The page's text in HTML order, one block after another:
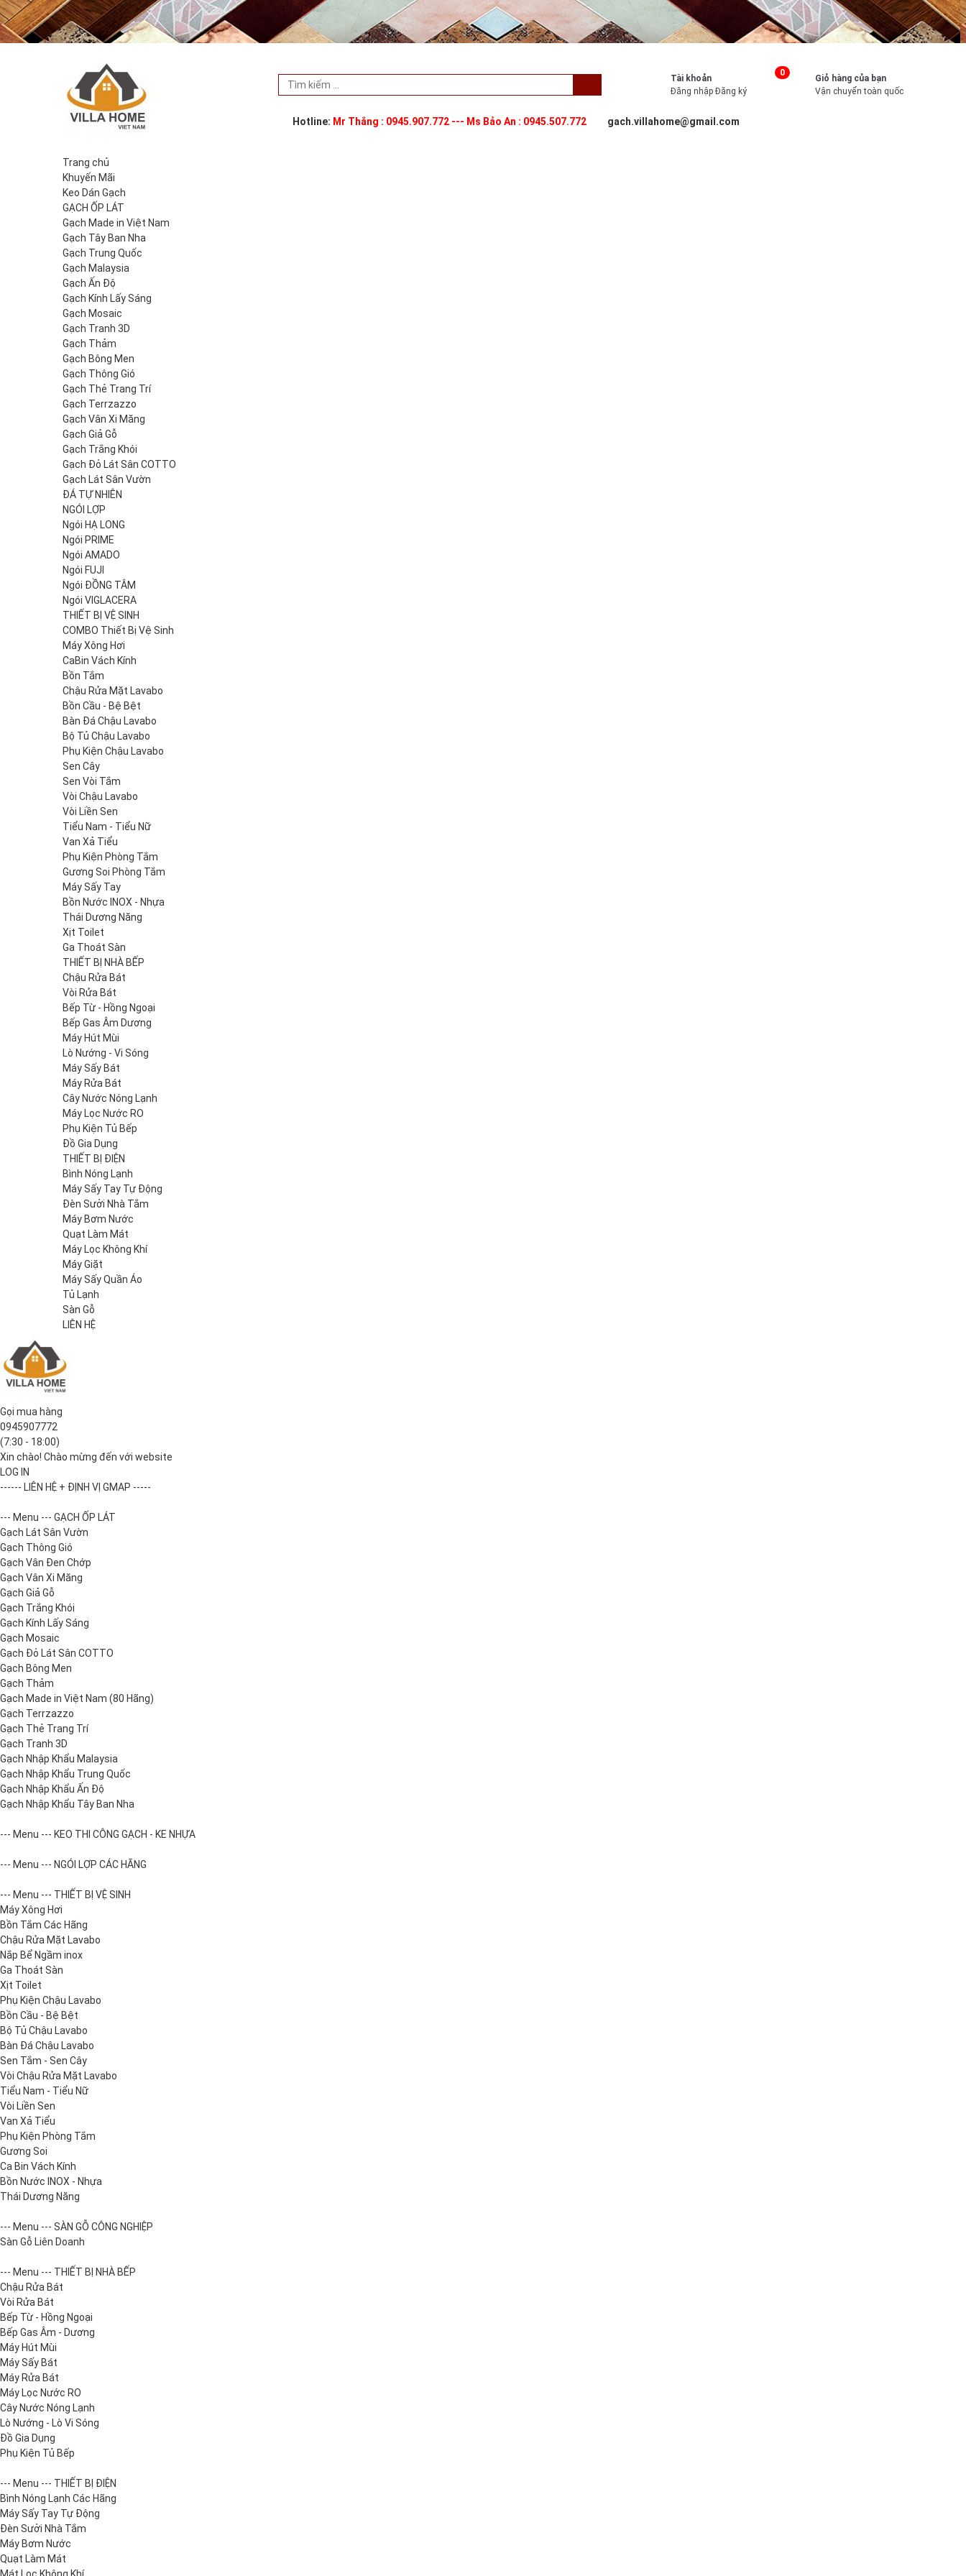
Tài khoản
Đăng nhập Đăng ký
0
Giỏ hàng của bạn
Vận chuyển toàn quốc
Hotline: Mr Thắng : 0945.907.772 --- Ms Bảo An : 0945.507.772 gach.villahome@gmail.com
Trang chủ
Khuyến Mãi
Keo Dán Gạch
GẠCH ỐP LÁT
Gạch Made in Việt Nam
Gạch Tây Ban Nha
Gạch Trung Quốc
Gạch Malaysia
Gạch Ấn Độ
Gạch Kính Lấy Sáng
Gạch Mosaic
Gạch Tranh 3D
Gạch Thảm
Gạch Bông Men
Gạch Thông Gió
Gạch Thẻ Trang Trí
Gạch Terrzazzo
Gạch Vân Xi Măng
Gạch Giả Gỗ
Gạch Trắng Khói
Gạch Đỏ Lát Sân COTTO
Gạch Lát Sân Vườn
ĐÁ TỰ NHIÊN
NGÓI LỢP
Ngói HẠ LONG
Ngói PRIME
Ngói AMADO
Ngói FUJI
Ngói ĐỒNG TÂM
Ngói VIGLACERA
THIẾT BỊ VỆ SINH
COMBO Thiết Bị Vệ Sinh
Máy Xông Hơi
CaBin Vách Kính
Bồn Tắm
Chậu Rửa Mặt Lavabo
Bồn Cầu - Bệ Bệt
Bàn Đá Chậu Lavabo
Bộ Tủ Chậu Lavabo
Phụ Kiện Chậu Lavabo
Sen Cây
Sen Vòi Tắm
Vòi Chậu Lavabo
Vòi Liền Sen
Tiểu Nam - Tiểu Nữ
Van Xả Tiểu
Phụ Kiện Phòng Tắm
Gương Soi Phòng Tắm
Máy Sấy Tay
Bồn Nước INOX - Nhựa
Thái Dương Năng
Xịt Toilet
Ga Thoát Sàn
THIẾT BỊ NHÀ BẾP
Chậu Rửa Bát
Vòi Rửa Bát
Bếp Từ - Hồng Ngoại
Bếp Gas Âm Dương
Máy Hút Mùi
Lò Nướng - Vi Sóng
Máy Sấy Bát
Máy Rửa Bát
Cây Nước Nóng Lạnh
Máy Lọc Nước RO
Phụ Kiện Tủ Bếp
Đồ Gia Dụng
THIẾT BỊ ĐIỆN
Bình Nóng Lạnh
Máy Sấy Tay Tự Động
Đèn Sưởi Nhà Tắm
Máy Bơm Nước
Quạt Làm Mát
Máy Lọc Không Khí
Máy Giặt
Máy Sấy Quần Áo
Tủ Lạnh
Sàn Gỗ
LIÊN HỆ
Gọi mua hàng
0945907772
(7:30 - 18:00)
Xin chào! Chào mừng đến với website
LOG IN
------ LIÊN HỆ + ĐỊNH VỊ GMAP -----
--- Menu --- GẠCH ỐP LÁT
Gạch Lát Sân Vườn
Gạch Thông Gió
Gạch Vân Đen Chớp
Gạch Vân Xi Măng
Gạch Giả Gỗ
Gạch Trắng Khói
Gạch Kính Lấy Sáng
Gạch Mosaic
Gạch Đỏ Lát Sân COTTO
Gạch Bông Men
Gạch Thảm
Gạch Made in Việt Nam (80 Hãng)
Gạch Terrzazzo
Gạch Thẻ Trang Trí
Gạch Tranh 3D
Gạch Nhập Khẩu Malaysia
Gạch Nhập Khẩu Trung Quốc
Gạch Nhập Khẩu Ấn Độ
Gạch Nhập Khẩu Tây Ban Nha
--- Menu --- KEO THI CÔNG GẠCH - KE NHỰA
--- Menu --- NGÓI LỢP CÁC HÃNG
--- Menu --- THIẾT BỊ VỆ SINH
Máy Xông Hơi
Bồn Tắm Các Hãng
Chậu Rửa Mặt Lavabo
Nắp Bể Ngầm inox
Ga Thoát Sàn
Xịt Toilet
Phụ Kiện Chậu Lavabo
Bồn Cầu - Bệ Bệt
Bộ Tủ Chậu Lavabo
Bàn Đá Chậu Lavabo
Sen Tắm - Sen Cây
Vòi Chậu Rửa Mặt Lavabo
Tiểu Nam - Tiểu Nữ
Vòi Liền Sen
Van Xả Tiểu
Phụ Kiện Phòng Tắm
Gương Soi
Ca Bin Vách Kính
Bồn Nước INOX - Nhựa
Thái Dương Năng
--- Menu --- SÀN GỖ CÔNG NGHIỆP
Sàn Gỗ Liên Doanh
--- Menu --- THIẾT BỊ NHÀ BẾP
Chậu Rửa Bát
Vòi Rửa Bát
Bếp Từ - Hồng Ngoại
Bếp Gas Âm - Dương
Máy Hút Mùi
Máy Sấy Bát
Máy Rửa Bát
Máy Lọc Nước RO
Cây Nước Nóng Lạnh
Lò Nướng - Lò Vi Sóng
Đồ Gia Dụng
Phụ Kiện Tủ Bếp
--- Menu --- THIẾT BỊ ĐIỆN
Bình Nóng Lạnh Các Hãng
Máy Sấy Tay Tự Động
Đèn Sưởi Nhà Tắm
Máy Bơm Nước
Quạt Làm Mát